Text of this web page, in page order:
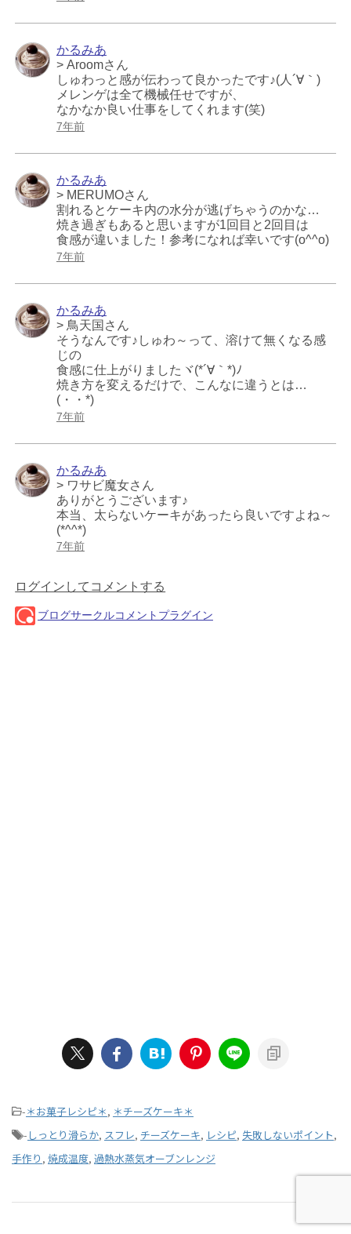
-＊お菓子レシピ＊, ＊チーズケーキ＊
- しっとり滑らか, スフレ, チーズケーキ, レシピ, 失敗しないポイント,
手作り , 焼成温度, 過熱水蒸気オーブンレンジ